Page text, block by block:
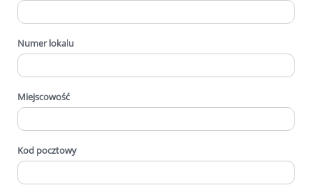
Numer lokalu
Miejscowość
Kod pocztowy